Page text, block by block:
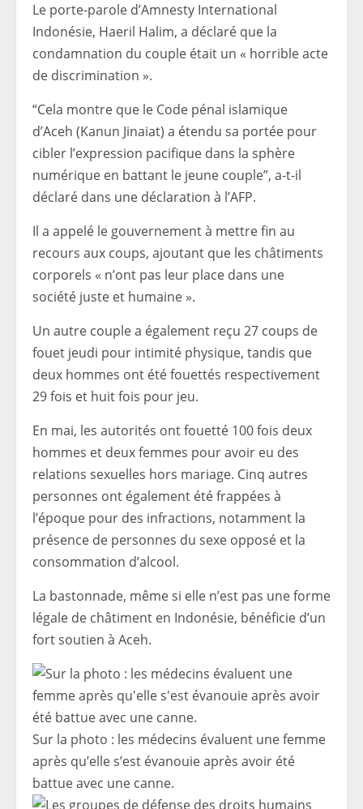
Le porte-parole d’Amnesty International
Indonésie, Haeril Halim, a déclaré que la
condamnation du couple était un « horrible acte
de discrimination ».
“Cela montre que le Code pénal islamique
d’Aceh (Kanun Jinaiat) a étendu sa portée pour
cibler l’expression pacifique dans la sphère
numérique en battant le jeune couple”, a-t-il
déclaré dans une déclaration à l’AFP.
Il a appelé le gouvernement à mettre fin au
recours aux coups, ajoutant que les châtiments
corporels « n’ont pas leur place dans une
société juste et humaine ».
Un autre couple a également reçu 27 coups de
fouet jeudi pour intimité physique, tandis que
deux hommes ont été fouettés respectivement
29 fois et huit fois pour jeu.
En mai, les autorités ont fouetté 100 fois deux
hommes et deux femmes pour avoir eu des
relations sexuelles hors mariage. Cinq autres
personnes ont également été frappées à
l’époque pour des infractions, notamment la
présence de personnes du sexe opposé et la
consommation d’alcool.
La bastonnade, même si elle n’est pas une forme
légale de châtiment en Indonésie, bénéficie d’un
fort soutien à Aceh.
Sur la photo : les médecins évaluent une femme
après qu’elle s’est évanouie après avoir été
battue avec une canne.